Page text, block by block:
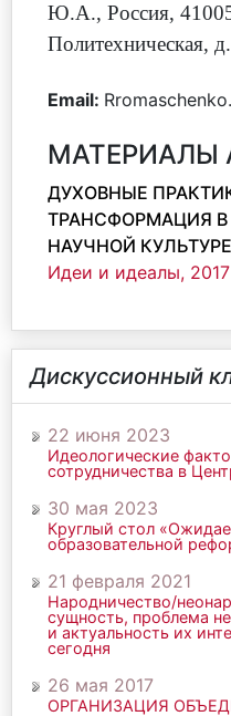
Ю.А., Россия,
Политехническая,
Email:
МАТЕРИАЛЫ
ДУХОВНЫЕ
ТРАНСФОРМАЦИЯ
НАУЧНОЙ КУЛЬТУРЕ
Идеи и идеалы,
Дискуссионный
22 июня 2023
Идеологические
сотрудничества в
30 мая 2023
Круглый стол
образовательной
21 февраля 2021
Народничество/
сущность, проблема
и актуальность их
сегодня
26 мая 2017
ОРГАНИЗАЦИЯ